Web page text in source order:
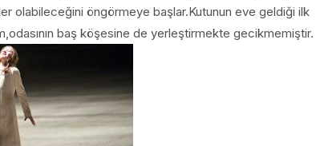
olabileceğini öngörmeye başlar.Kutunun eve geldiği ilk
baş köşesine de yerleştirmekte gecikmemiştir.